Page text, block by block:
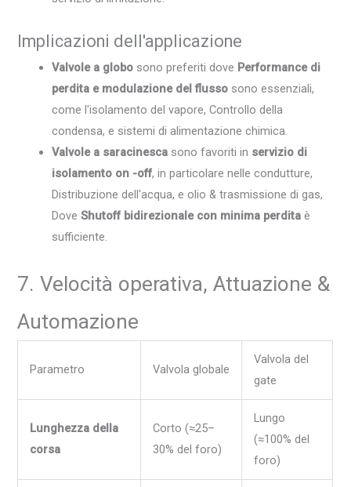
Implicazioni dell'applicazione
Valvole a globo sono preferiti dove Performance di
perdita e modulazione del flusso sono essenziali,
come l'isolamento del vapore, Controllo della
condensa, e sistemi di alimentazione chimica.
Valvole a saracinesca sono favoriti in servizio di
isolamento on -off, in particolare nelle condutture,
Distribuzione dell'acqua, e olio & trasmissione di gas,
DoveShutoff bidirezionale con minima perdita è
sufficiente.
7. Velocità operativa, Attuazione &
Automazione
Parametro Valvola globale
Valvola del
gate
Lunghezza della
corsa
Corto (≈25–
30% del foro)
Lungo
(≈100% del
foro)